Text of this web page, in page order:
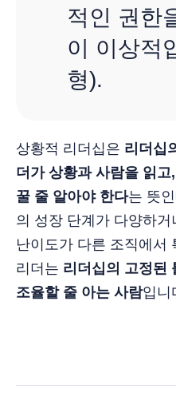
적인 권한
이 이상적
형).
상황적 리더십은 리더십
더가 상황과 사람을 읽
꿀 줄 알아야 한다는 뜻
의 성장 단계가 다양하
난이도가 다른 조직에서
리더는 리더십의 고정된
조율할 줄 아는 사람입니